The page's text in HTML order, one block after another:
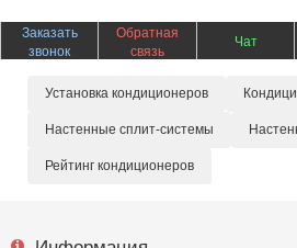
Заказать
звонок
Обратная
связь
Чат
Установка кондиционеров
Настенные сплит-системы
Рейтинг кондиционеров